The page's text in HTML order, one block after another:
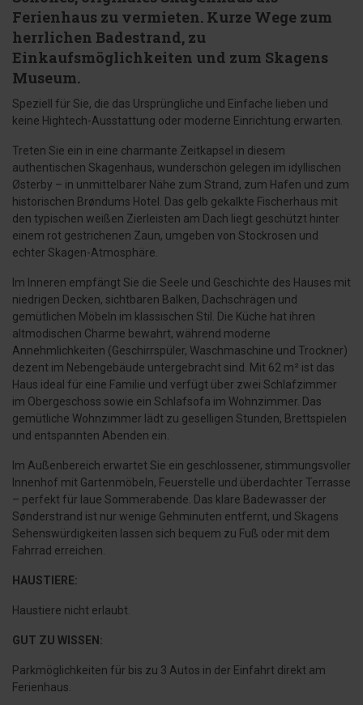
Ferienhaus zu vermieten. Kurze Wege zum
herrlichen Badestrand, zu
Einkaufsmöglichkeiten und zum Skagens
Museum.
Speziell für Sie, die das Ursprüngliche und Einfache lieben und
keine Hightech-Ausstattung oder moderne Einrichtung erwarten.
Treten Sie ein in eine charmante Zeitkapsel in diesem
authentischen Skagenhaus, wunderschön gelegen im idyllischen
Østerby – in unmittelbarer Nähe zum Strand, zum Hafen und zum
historischen Brøndums Hotel. Das gelb gekalkte Fischerhaus mit
den typischen weißen Zierleisten am Dach liegt geschützt hinter
einem rot gestrichenen Zaun, umgeben von Stockrosen und
echter Skagen-Atmosphäre.
Im Inneren empfängt Sie die Seele und Geschichte des Hauses mit
niedrigen Decken, sichtbaren Balken, Dachschrägen und
gemütlichen Möbeln im klassischen Stil. Die Küche hat ihren
altmodischen Charme bewahrt, während moderne
Annehmlichkeiten (Geschirrspüler, Waschmaschine und Trockner)
dezent im Nebengebäude untergebracht sind. Mit 62 m² ist das
Haus ideal für eine Familie und verfügt über zwei Schlafzimmer
im Obergeschoss sowie ein Schlafsofa im Wohnzimmer. Das
gemütliche Wohnzimmer lädt zu geselligen Stunden, Brettspielen
und entspannten Abenden ein.
Im Außenbereich erwartet Sie ein geschlossener, stimmungsvoller
Innenhof mit Gartenmöbeln, Feuerstelle und überdachter Terrasse
– perfekt für laue Sommerabende. Das klare Bade­wasser der
Sønderstrand ist nur wenige Gehminuten entfernt, und Skagens
Sehenswürdigkeiten lassen sich bequem zu Fuß oder mit dem
Fahrrad erreichen.
HAUSTIERE:
Haustiere nicht erlaubt.
GUT ZU WISSEN:
Parkmöglichkeiten für bis zu 3 Autos in der Einfahrt direkt am
Ferienhaus.